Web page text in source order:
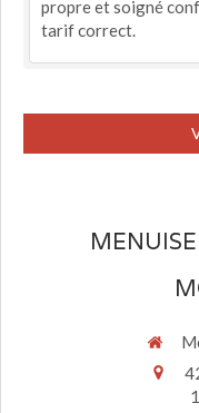
propre et soigné
tarif correct.